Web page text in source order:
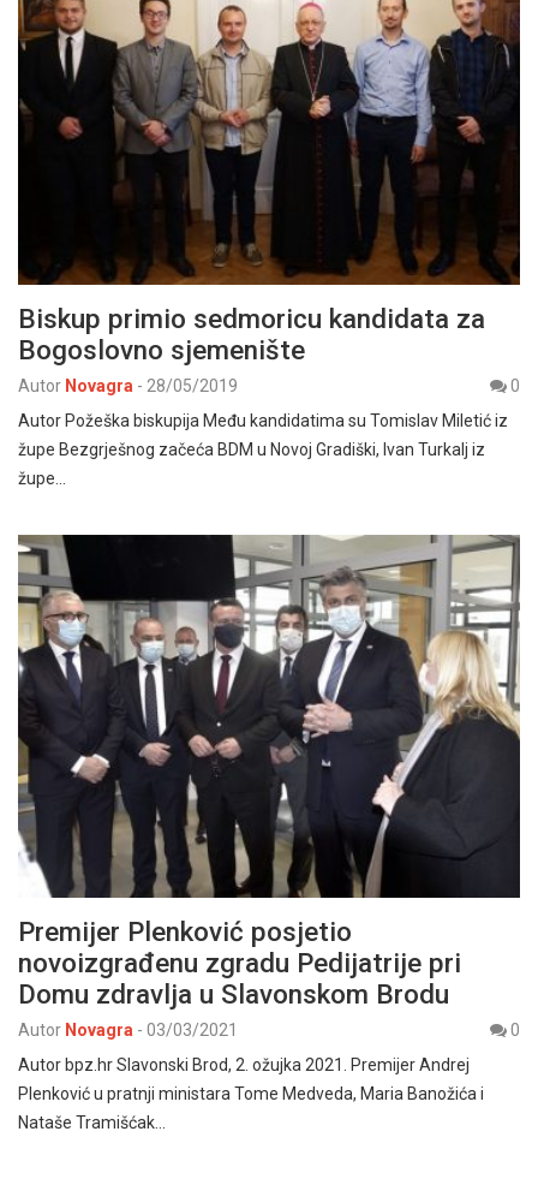
Biskup primio sedmoricu kandidata za
Bogoslovno sjemenište
Autor Novagra - 28/05/2019
0
Autor Požeška biskupija Među kandidatima su Tomislav Miletić iz
župe Bezgrješnog začeća BDM u Novoj Gradiški, Ivan Turkalj iz
župe…
Premijer Plenković posjetio
novoizgrađenu zgradu Pedijatrije pri
Domu zdravlja u Slavonskom Brodu
Autor Novagra - 03/03/2021
0
Autor bpz.hr Slavonski Brod, 2. ožujka 2021. Premijer Andrej
Plenković u pratnji ministara Tome Medveda, Maria Banožića i
Nataše Tramišćak…